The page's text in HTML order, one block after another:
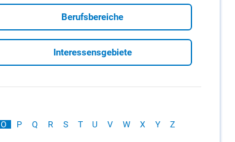
Berufsbereiche
In­ter­es­sens­ge­bie­te
O P Q R S T U V W X Y
Z